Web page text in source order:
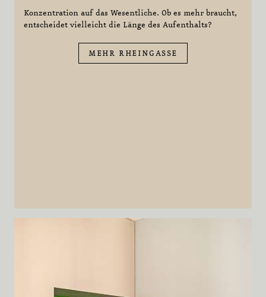
Konzentration auf das Wesentliche. Ob es mehr braucht,
entscheidet vielleicht die Länge des Aufenthalts?
MEHR RHEINGASSE